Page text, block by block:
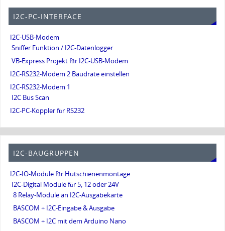
I2C-PC-INTERFACE
I2C-USB-Modem
Sniffer Funktion / I2C-Datenlogger
VB-Express Projekt für I2C-USB-Modem
I2C-RS232-Modem 2 Baudrate einstellen
I2C-RS232-Modem 1
I2C Bus Scan
I2C-PC-Koppler für RS232
I2C-BAUGRUPPEN
I2C-IO-Module für Hutschienenmontage
I2C-Digital Module für 5, 12 oder 24V
8 Relay-Module an I2C-Ausgabekarte
BASCOM + I2C-Eingabe & Ausgabe
BASCOM + I2C mit dem Arduino Nano